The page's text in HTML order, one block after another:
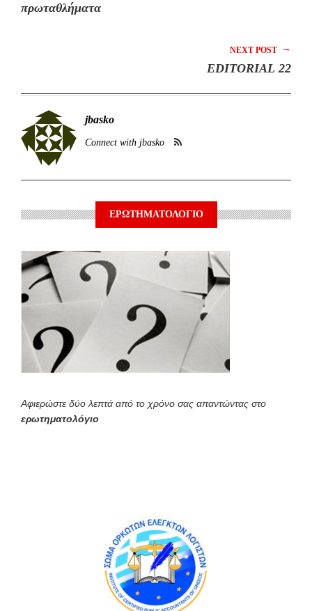
πρωταθλήματα
NEXT POST →
EDITORIAL 22
jbasko
Connect with jbasko
ΕΡΩΤΗΜΑΤΟΛΟΓΙΟ
Αφιερώστε δύο λεπτά από το χρόνο σας απαντώντας στο
ερωτηματολόγιο